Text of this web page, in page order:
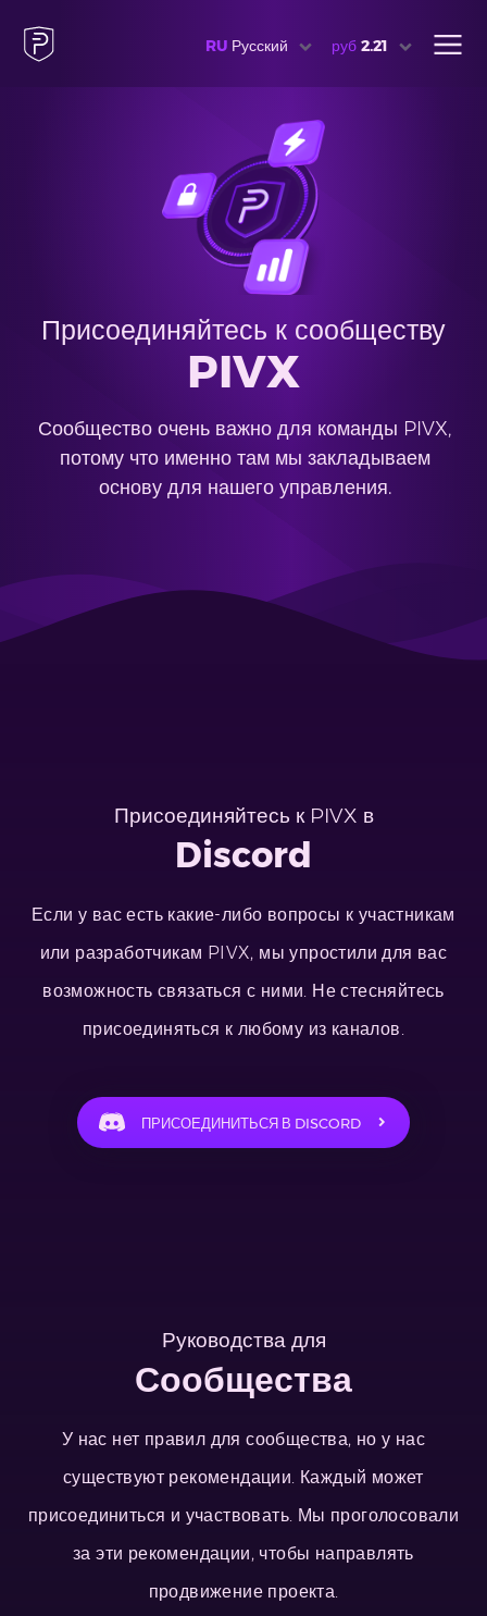
RU Русский руб 2.21
Присоединяйтесь к сообществу
PIVX
Сообщество очень важно для команды PIVX,
потому что именно там мы закладываем
основу для нашего управления.
Присоединяйтесь к PIVX в
Discord
Если у вас есть какие-либо вопросы к участникам
или разработчикам PIVX, мы упростили для вас
возможность связаться с ними. Не стесняйтесь
присоединяться к любому из каналов.
ПРИСОЕДИНИТЬСЯ В DISCORD
Руководства для
Сообщества
У нас нет правил для сообщества, но у нас
существуют рекомендации. Каждый может
присоединиться и участвовать. Мы проголосовали
за эти рекомендации, чтобы направлять
продвижение проекта.